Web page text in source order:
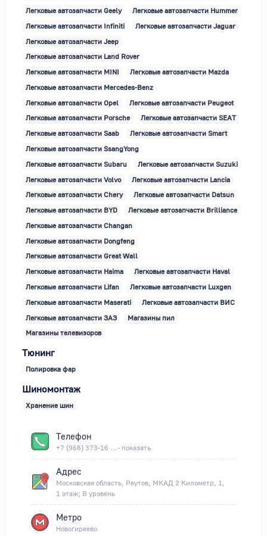
Легковые автозапчасти Geely
Легковые автозапчасти Hummer
Легковые автозапчасти Infiniti
Легковые автозапчасти Jaguar
Легковые автозапчасти Jeep
Легковые автозапчасти Land Rover
Легковые автозапчасти MINI
Легковые автозапчасти Mazda
Легковые автозапчасти Mercedes-Benz
Легковые автозапчасти Opel
Легковые автозапчасти Peugeot
Легковые автозапчасти Porsche
Легковые автозапчасти SEAT
Легковые автозапчасти Saab
Легковые автозапчасти Smart
Легковые автозапчасти SsangYong
Легковые автозапчасти Subaru
Легковые автозапчасти Suzuki
Легковые автозапчасти Volvo
Легковые автозапчасти Lancia
Легковые автозапчасти Chery
Легковые автозапчасти Datsun
Легковые автозапчасти BYD
Легковые автозапчасти Brilliance
Легковые автозапчасти Changan
Легковые автозапчасти Dongfeng
Легковые автозапчасти Great Wall
Легковые автозапчасти Haima
Легковые автозапчасти Haval
Легковые автозапчасти Lifan
Легковые автозапчасти Luxgen
Легковые автозапчасти Maserati
Легковые автозапчасти ВИС
Легковые автозапчасти ЗАЗ
Магазины пил
Магазины телевизоров
Тюнинг
Полировка фар
Шиномонтаж
Хранение шин
Телефон
+7 (968) 373-16 ...- показать
Адрес
Московская область, Реутов, МКАД 2 Километр, 1,
1 этаж; В уровень
Метро
Новогиреево